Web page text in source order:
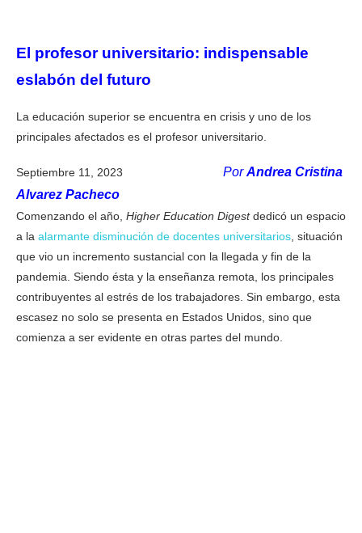
El profesor universitario: indispensable
eslabón del futuro
La educación superior se encuentra en crisis y uno de los
principales afectados es el profesor universitario.
Septiembre 11, 2023 PorAndrea Cristina
Alvarez Pacheco
Comenzando el año, Higher Education Digestdedicó un espacio
a la alarmante disminución de docentes universitarios , situación
que vio un incremento sustancial con la llegada y fin de la
pandemia. Siendo ésta y la enseñanza remota, los principales
contribuyentes al estrés de los trabajadores. Sin embargo, esta
escasez no solo se presenta en Estados Unidos, sino que
comienza a ser evidente en otras partes del mundo.